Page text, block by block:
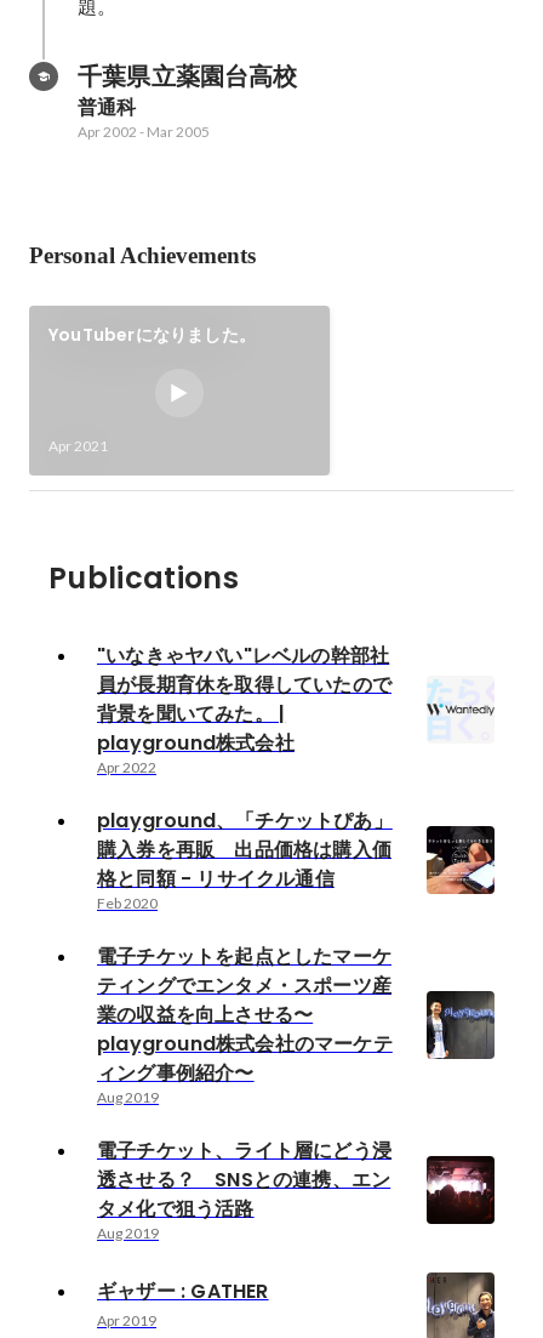
題。
千葉県立薬園台高校
普通科
Apr 2002 - Mar 2005
Personal Achievements
YouTuberになりました。
Apr 2021
Publications
"いなきゃヤバい"レベルの幹部社
員が長期育休を取得していたので
背景を聞いてみた。 |
playground株式会社
Apr 2022
playground、「チケットぴあ」
購入券を再販 出品価格は購入価
格と同額 - リサイクル通信
Feb 2020
電子チケットを起点としたマーケ
ティングでエンタメ・スポーツ産
業の収益を向上させる〜
playground株式会社のマーケテ
ィング事例紹介〜
Aug 2019
電子チケット、ライト層にどう浸
透させる？ SNSとの連携、エン
タメ化で狙う活路
Aug 2019
ギャザー : GATHER
Apr 2019